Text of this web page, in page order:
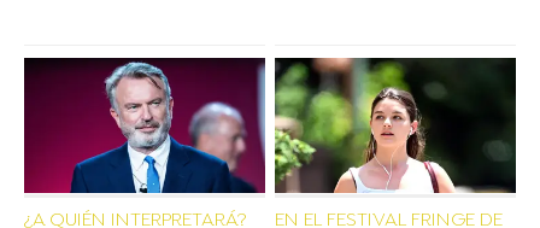
¿A QUIÉN INTERPRETARÁ?
EN EL FESTIVAL FRINGE DE